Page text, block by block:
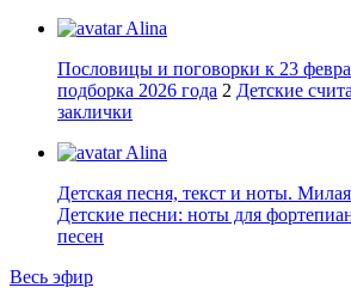
Alina
Пословицы и поговорки к 23
подборка 2026 года 2 Детские
заклички
Alina
Детская песня, текст и ноты. Милая
Детские песни: ноты для
песен
Весь эфир